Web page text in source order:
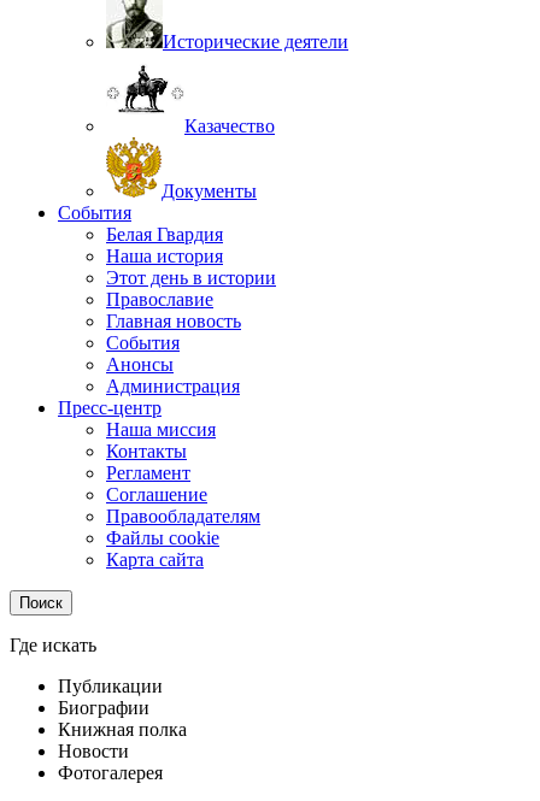
Исторические деятели
Казачество
Документы
События
Белая Гвардия
Наша история
Этот день в истории
Православие
Главная новость
События
Анонсы
Администрация
Пресс-центр
Наша миссия
Контакты
Регламент
Соглашение
Правообладателям
Файлы cookie
Карта сайта
Поиск
Где искать
Публикации
Биографии
Книжная полка
Новости
Фотогалерея